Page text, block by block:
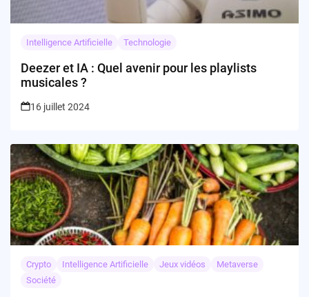
Intelligence Artificielle Technologie
Deezer et IA : Quel avenir pour les playlists
musicales ?
16 juillet 2024
Crypto Intelligence Artificielle Jeux vidéos
Metaverse
Société